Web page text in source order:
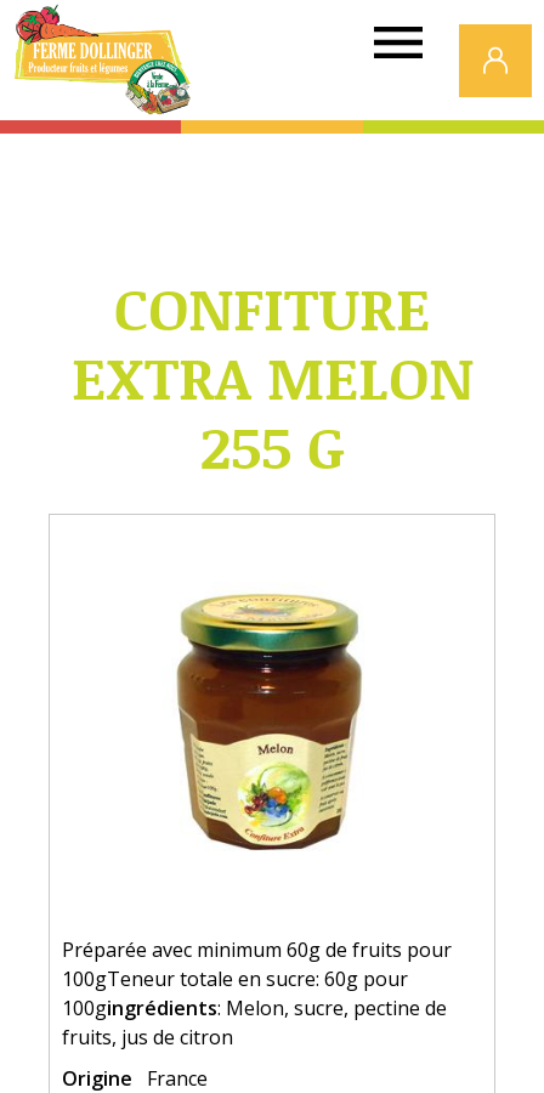
CONFITURE
EXTRA MELON
255 G
Préparée avec minimum 60g de fruits pour
100gTeneur totale en sucre: 60g pour
100gingrédients: Melon, sucre, pectine de
fruits, jus de citron
Origine
France